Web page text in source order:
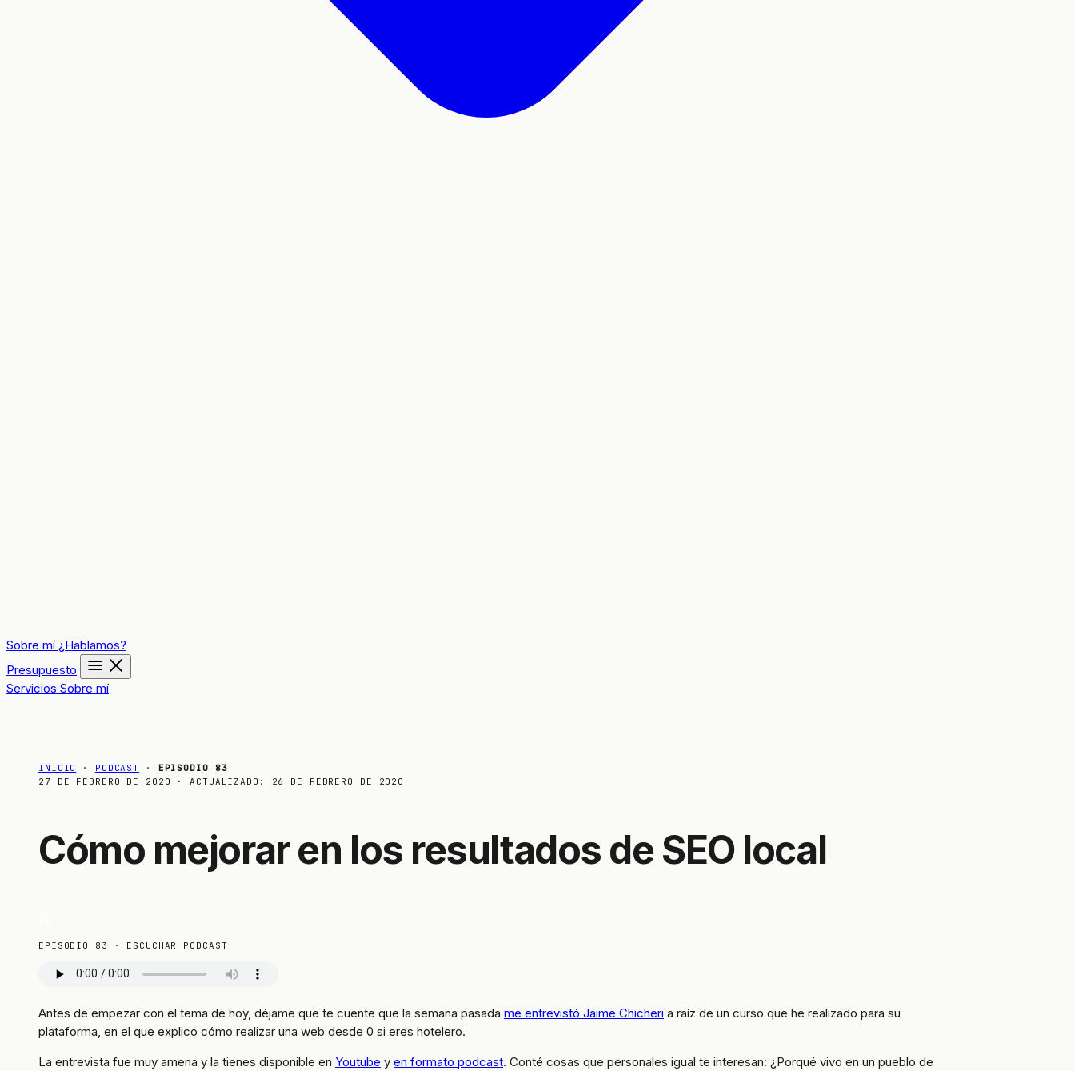
Sobre mí ¿Hablamos?
Presupuesto
Servicios Sobre mí
INICIO · PODCAST · EPISODIO 83
27 DE FEBRERO DE 2020
· ACTUALIZADO: 26 DE FEBRERO DE 2020
Cómo mejorar en los resultados de SEO local
EPISODIO 83 · ESCUCHAR PODCAST
Antes de empezar con el tema de hoy, déjame que te cuente que la semana pasada me entrevistó Jaime Chicheri a raíz de un curso que he realizado para su
plataforma, en el que explico cómo realizar una web desde 0 si eres hotelero.
La entrevista fue muy amena y la tienes disponible en Youtube y en formato podcast. Conté cosas que personales igual te interesan: ¿Porqué vivo en un pueblo de